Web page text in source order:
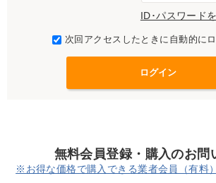
ID･パスワード
次回アクセスしたときに自動的に
無料会員登録・購入のお問
※お得な価格で購入できる業者会員（有料